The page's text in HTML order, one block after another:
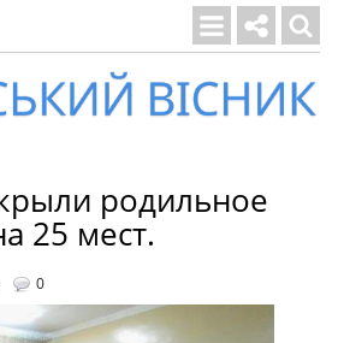
родильное
25 мест.
0